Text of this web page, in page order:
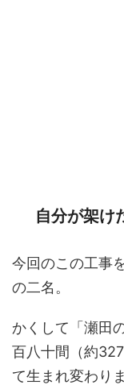
自分が架け
今回のこの工事
の二名。
かくして「瀬田
百八十間（約
て生まれ変わりま